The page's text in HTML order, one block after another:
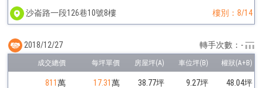
沙崙路一段126巷10號8樓 樓別：8/14
811萬
17.31萬
38.77坪 9.27坪 48.04坪
2018/12/27 轉手次數：-